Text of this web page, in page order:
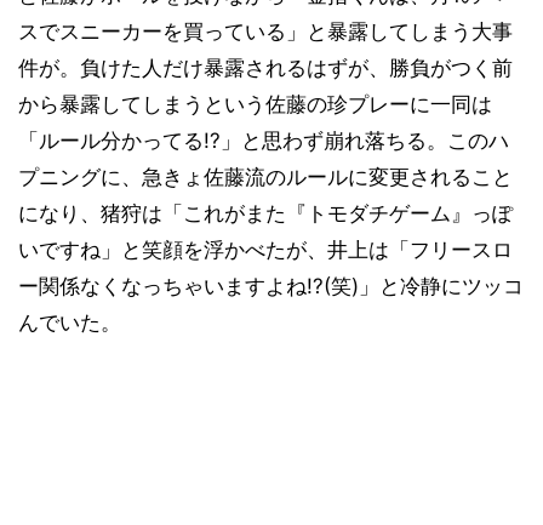
スでスニーカーを買っている」と暴露してしまう大事
件が。負けた人だけ暴露されるはずが、勝負がつく前
から暴露してしまうという佐藤の珍プレーに一同は
「ルール分かってる!?」と思わず崩れ落ちる。このハ
プニングに、急きょ佐藤流のルールに変更されること
になり、猪狩は「これがまた『トモダチゲーム』っぽ
いですね」と笑顔を浮かべたが、井上は「フリースロ
ー関係なくなっちゃいますよね!?(笑)」と冷静にツッコ
んでいた。